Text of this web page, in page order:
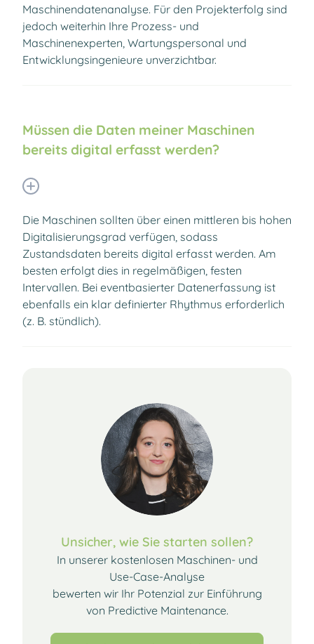
Maschinendatenanalyse. Für den Projekterfolg sind
jedoch weiterhin Ihre Prozess- und
Maschinenexperten, Wartungspersonal und
Entwicklungsingenieure unverzichtbar.
Müssen die Daten meiner Maschinen
bereits digital erfasst werden?
Die Maschinen sollten über einen mittleren bis hohen
Digitalisierungsgrad verfügen, sodass
Zustandsdaten bereits digital erfasst werden. Am
besten erfolgt dies in regelmäßigen, festen
Intervallen. Bei eventbasierter Datenerfassung ist
ebenfalls ein klar definierter Rhythmus erforderlich
(z. B. stündlich).
Unsicher, wie Sie starten sollen?
In unserer kostenlosen Maschinen- und
Use-Case-Analyse
bewerten wir Ihr Potenzial zur Einführung
von Predictive Maintenance.